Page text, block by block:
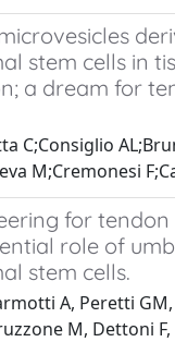
stem cells in
a dream for
C;Consiglio
M;Cremonesi
for
role of
stem cells.
A, Peretti
M, Dettoni F,